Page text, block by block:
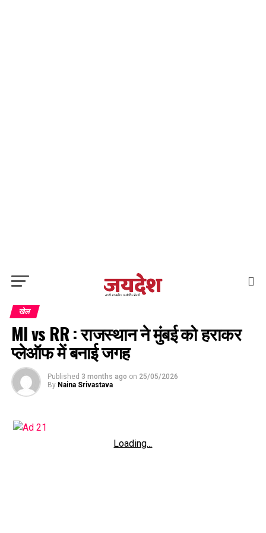
खेल
MI vs RR : राजस्थान ने मुंबई को हराकर
प्लेऑफ में बनाई जगह
Published 3 months ago on 25/05/2026
By Naina Srivastava
Loading...